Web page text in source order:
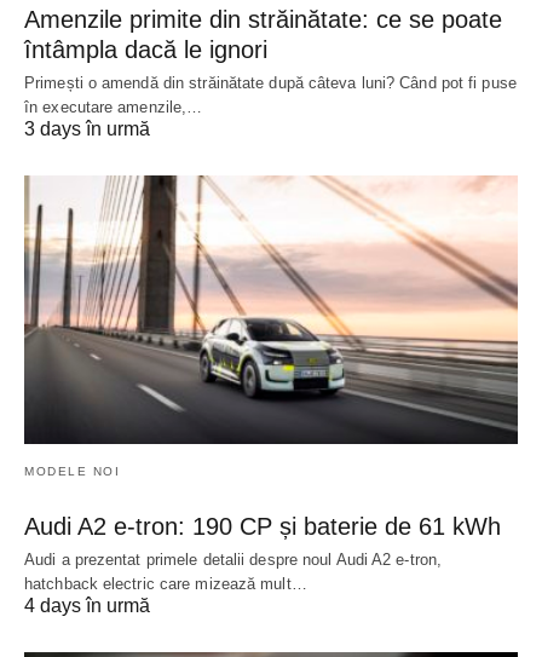
Amenzile primite din străinătate: ce se poate
întâmpla dacă le ignori
Primești o amendă din străinătate după câteva luni? Când pot fi puse
în executare amenzile,…
3 days în urmă
MODELE NOI
Audi A2 e-tron: 190 CP și baterie de 61 kWh
Audi a prezentat primele detalii despre noul Audi A2 e-tron,
hatchback electric care mizează mult…
4 days în urmă